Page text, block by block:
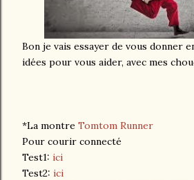
Bon je vais essayer de vous donner
idées pour vous aider, avec mes
*La montre Tomtom Runner
Pour courir connecté
Test1: ici
Test2: ici